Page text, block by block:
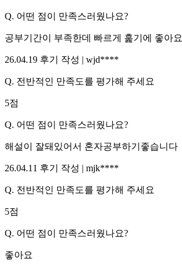
Q. 어떤 점이 만족스러웠나요?
공부기간이 부족한데 빠르게 훑기에 좋아요
26.04.19 후기 작성 | wjd****
Q. 전반적인 만족도를 평가해 주세요
5점
Q. 어떤 점이 만족스러웠나요?
해설이 잘돼있어서 혼자공부하기좋습니다
26.04.11 후기 작성 | mjk****
Q. 전반적인 만족도를 평가해 주세요
5점
Q. 어떤 점이 만족스러웠나요?
좋아요